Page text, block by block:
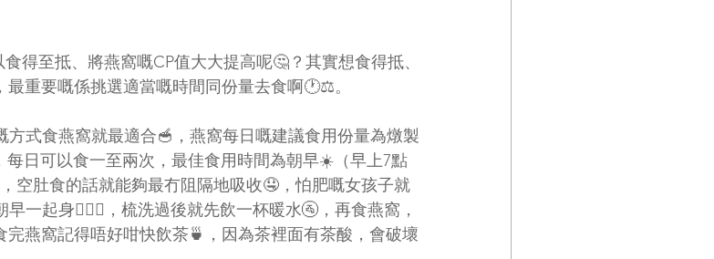
得至抵、將燕窩嘅CP值大大提高呢🤔？其實想食得抵、
重要嘅係挑選適當嘅時間同份量去食啊🕐⚖️。
式食燕窩就最適合🥣，燕窩每日嘅建議食用份量為燉製
每日可以食一至兩次，最佳食用時間為朝早☀️（早上7點
空肚食的話就能夠最冇阻隔地吸收🤤，怕肥嘅女孩子就
一起身💆🏻‍♀️，梳洗過後就先飲一杯暖水🚰，再食燕窩，
燕窩記得唔好咁快飲茶🍵，因為茶裡面有茶酸，會破壞